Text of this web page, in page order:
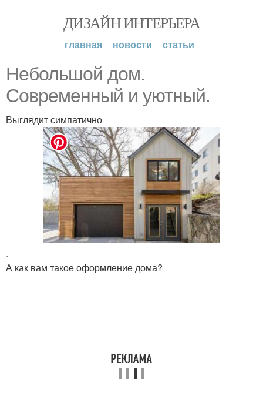
ДИЗАЙН ИНТЕРЬЕРА
главная новости статьи
Небольшой дом.
Современный и уютный.
Выглядит симпатично
.
А как вам такое оформление дома?